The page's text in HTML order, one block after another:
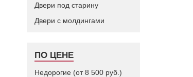
Двери под старину
Двери с молдингами
ПО ЦЕНЕ
Недорогие (от 8 500 руб.)